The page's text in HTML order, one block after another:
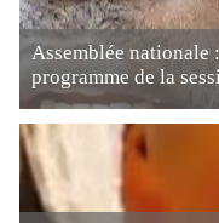
Assemblée nationale
programme de la